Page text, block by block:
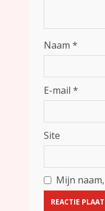
Naam *
E-mail *
Site
Mijn